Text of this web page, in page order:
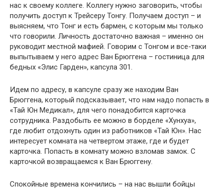
нас к своему коллеге. Коллегу нужно заговорить, чтобы
получить доступ к Трейсеру Тонгу. Получаем доступ – и
выясняем, что Тонг и есть бармен, с которым мы только
что говорили. Личность достаточно важная – именно он
руководит местной мафией. Говорим с Тонгом и все-таки
выпытываем у него адрес Ван Брюггена – гостиница для
бедных «Элис Гарден», капсула 301.
Идем по адресу, в капсуле сразу же находим Ван
Брюггена, который подсказывает, что нам надо попасть в
«Тай Юн Медикал», для чего понадобится карточка
сотрудника. Раздобыть ее можно в борделе «Хунхуа»,
где любит отдохнуть один из работников «Тай Юн». Нас
интересует комната на четвертом этаже, где и будет
карточка. Попасть в комнату можно взломав замок. С
карточкой возвращаемся к Ван Брюггену.
Спокойные времена кончились – на нас вышли бойцы